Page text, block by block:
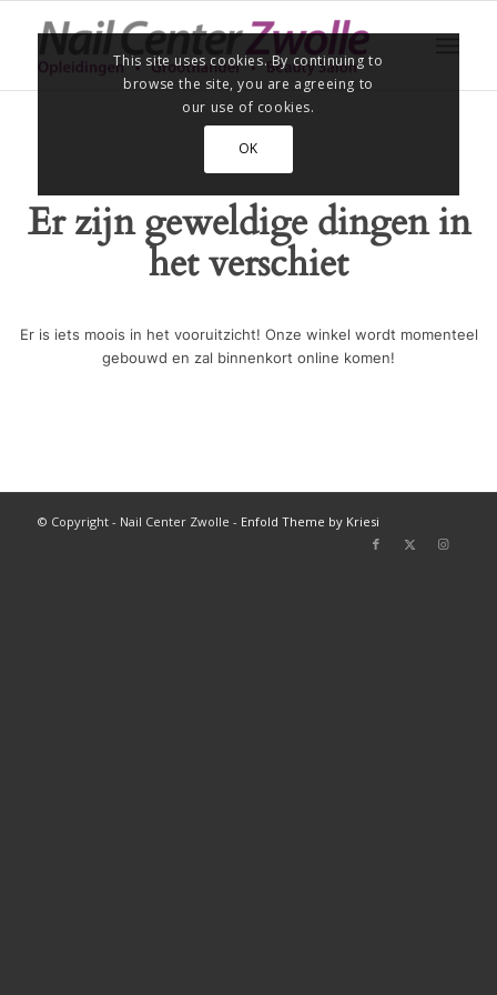
Er zijn geweldige dingen in
het verschiet
Er is iets moois in het vooruitzicht! Onze winkel wordt momenteel
gebouwd en zal binnenkort online komen!
© Copyright - Nail Center Zwolle - Enfold Theme by Kriesi
This site uses cookies. By continuing to
browse the site, you are agreeing to
our use of cookies.
OK